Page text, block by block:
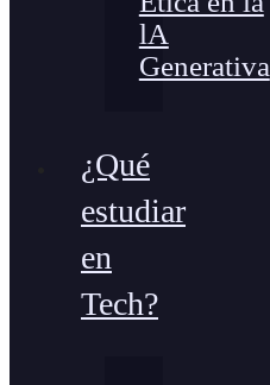
lA
Generativa
¿Qué
estudiar
en
Tech?